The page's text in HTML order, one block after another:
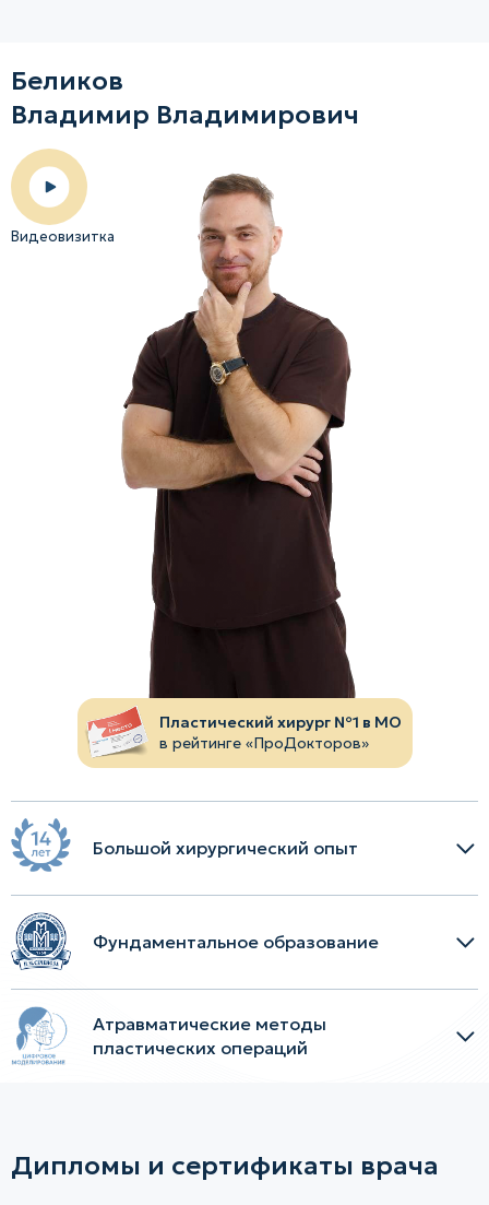
Беликов
Владимир Владимирович
Видеовизитка
Пластический хирург №1 в МО
в рейтинге «ПроДокторов»
Большой хирургический опыт
Фундаментальное образование
Атравматические методы
пластических операций
Дипломы и сертификаты врача